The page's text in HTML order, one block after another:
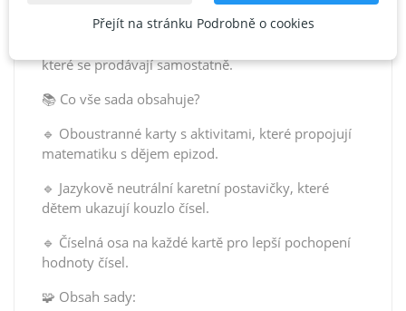
Tato sada navazuje na kouzlo učení z předchozích
které se prodávají samostatně.
📚 Co vše sada obsahuje?
🔹 Oboustranné karty s aktivitami, které propojují
matematiku s dějem epizod.
🔹 Jazykově neutrální karetní postavičky, které
dětem ukazují kouzlo čísel.
🔹 Číselná osa na každé kartě pro lepší pochopení
hodnoty čísel.
🧩 Obsah sady:
Přejít na stránku Podrobně o cookies